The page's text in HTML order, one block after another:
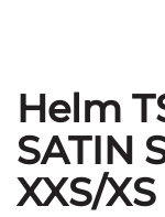
Zum
Anfang
der
Bildgalerie
springen
Helm
SATIN
XXS/XS